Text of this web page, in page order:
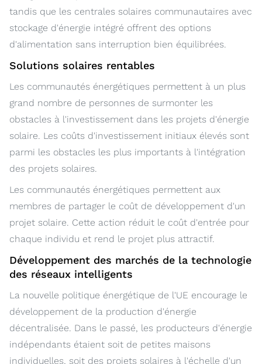
tandis que les centrales solaires communautaires avec
stockage d'énergie intégré offrent des options
d'alimentation sans interruption bien équilibrées.
Solutions solaires rentables
Les communautés énergétiques permettent à un plus
grand nombre de personnes de surmonter les
obstacles à l'investissement dans les projets d'énergie
solaire. Les coûts d'investissement initiaux élevés sont
parmi les obstacles les plus importants à l'intégration
des projets solaires.
Les communautés énergétiques permettent aux
membres de partager le coût de développement d'un
projet solaire. Cette action réduit le coût d'entrée pour
chaque individu et rend le projet plus attractif.
Développement des marchés de la technologie
des réseaux intelligents
La nouvelle politique énergétique de l'UE encourage le
développement de la production d'énergie
décentralisée. Dans le passé, les producteurs d'énergie
indépendants étaient soit de petites maisons
individuelles, soit des projets solaires à l'échelle d'un